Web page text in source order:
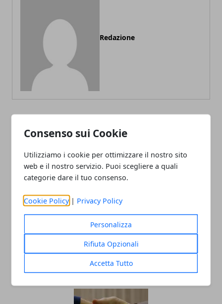
Consenso sui Cookie
Utilizziamo i cookie per ottimizzare il nostro sito
web e il nostro servizio. Puoi scegliere a quali
categorie dare il tuo consenso.
Cookie Policy | Privacy Policy
Personalizza
Rifiuta Opzionali
Accetta Tutto
Redazione
ARTICOLI CORRELATI
Prestiti Casa, Arredamento e Mobili:
Proposte Aprile 2019
24/04/2019